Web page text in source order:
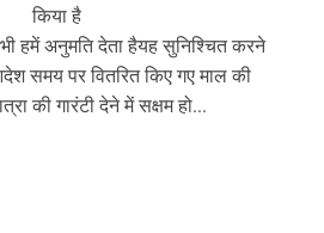
किया है
हमें अनुमति देता हैयह सुनिश्चित करने
समय पर वितरित किए गए माल की
की गारंटी देने में सक्षम हो...